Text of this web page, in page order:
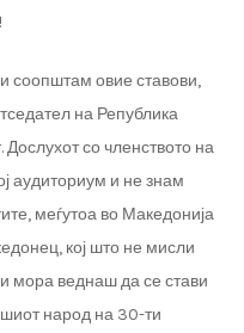
соопштам овие ставови,
на Република
со членството на
аудиториум и не знам
меѓутоа во Македонија
кој што не мисли
мора веднаш да се стави
народ на 30-ти